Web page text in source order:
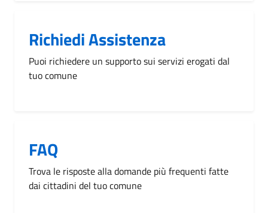
Richiedi Assistenza
Puoi richiedere un supporto sui servizi erogati dal
tuo comune
FAQ
Trova le risposte alla domande più frequenti fatte
dai cittadini del tuo comune